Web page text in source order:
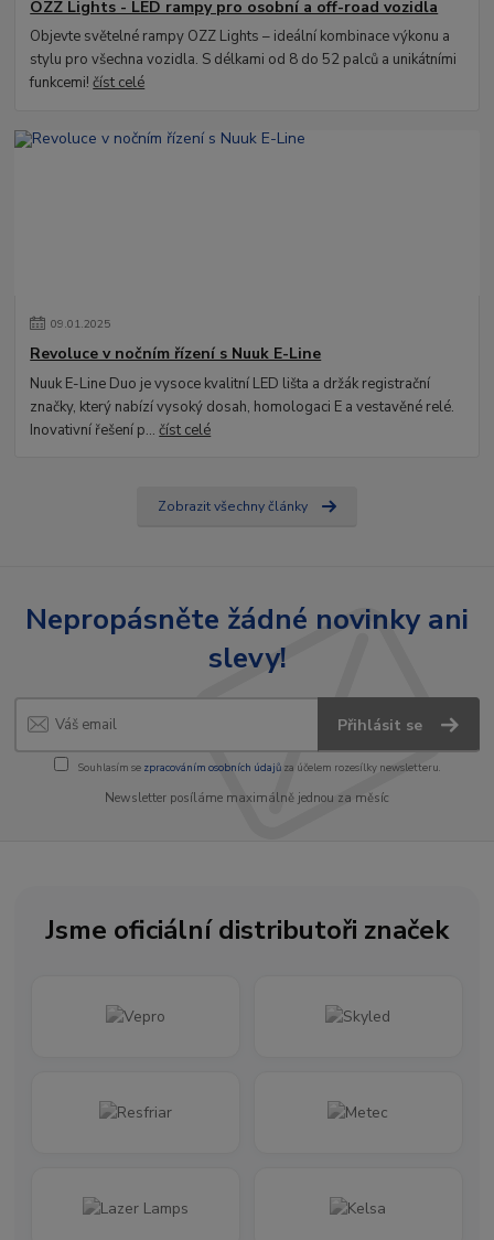
OZZ Lights - LED rampy pro osobní a off-road vozidla
Objevte světelné rampy OZZ Lights – ideální kombinace výkonu a
stylu pro všechna vozidla. S délkami od 8 do 52 palců a unikátními
funkcemi!číst celé
09.01.2025
Revoluce v nočním řízení s Nuuk E-Line
Nuuk E-Line Duo je vysoce kvalitní LED lišta a držák registrační
značky, který nabízí vysoký dosah, homologaci E a vestavěné relé.
Inovativní řešení p...číst celé
Zobrazit všechny články
Nepropásněte žádné novinky ani
slevy!
Přihlásit se
Souhlasím se zpracováním osobních údajůza účelem rozesílky newsletteru.
Newsletter posíláme maximálně jednou za měsíc
Jsme oficiální distributoři značek